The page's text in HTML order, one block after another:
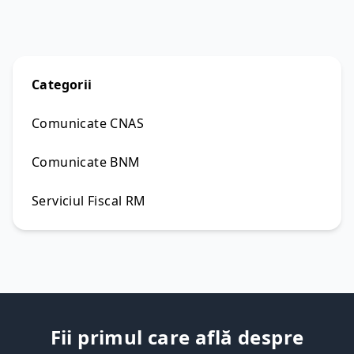
Categorii
Comunicate CNAS
Comunicate BNM
Serviciul Fiscal RM
Fii primul care află despre